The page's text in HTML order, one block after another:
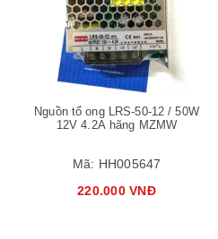
Nguồn tổ ong LRS-50-12 / 50W
12V 4.2A hãng MZMW
Mã: HH005647
220.000 VNĐ
Mua hàng